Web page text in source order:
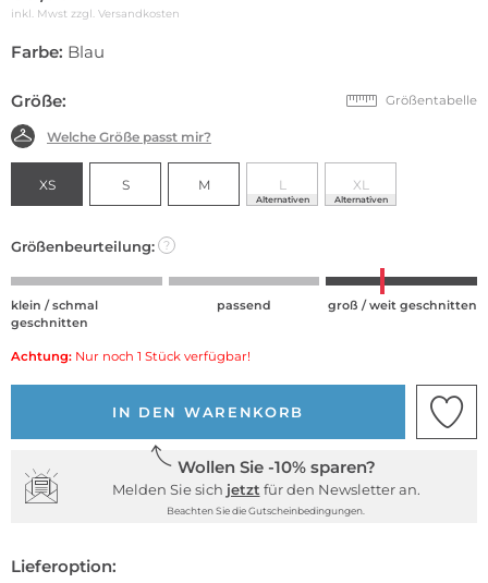
inkl. Mwst zzgl. Versandkosten
Farbe: Blau
Größe: Größentabelle
Welche Größe passt mir?
XS S M L
Alternativen
XL
Alternativen
Größenbeurteilung: ?
klein / schmal
geschnitten
passend groß / weit geschnitten
Achtung: Nur noch 1 Stück verfügbar!
IN DEN WARENKORB
Wollen Sie -10% sparen?
Melden Sie sich jetzt für den Newsletter an.
Beachten Sie die Gutscheinbedingungen.
Lieferoption: